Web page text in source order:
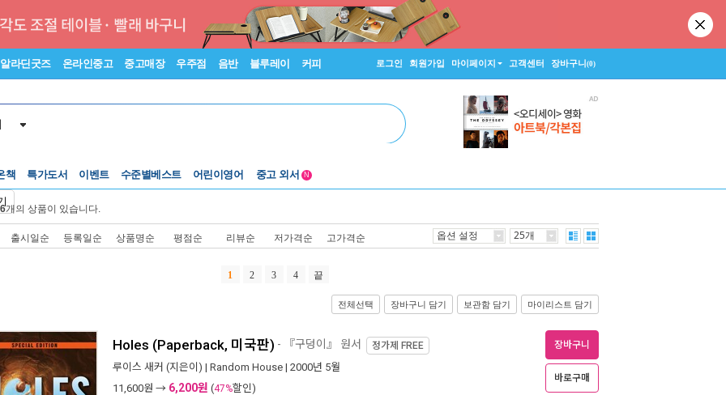
알라딘굿즈 온라인중고 중고매장 우주점 음반 블루레이 커피 로그인 회원가입 마이페이지 고객센터 장바구니(0)
책 특가도서 이벤트
수준별베스트
어린이영어
중고 외서
N
개의 상품이 있습니다.
출시일순 등록일순 상품명순 평점순 리뷰순 저가격순 고가격순 옵션 설정 25개
1 2 3 4 끝
전체선택 장바구니 담기 보관함 담기 마이리스트 담기
Holes (Paperback, 미국판) - 『구덩이』 원서 정가제 FREE
루이스 새커 (지은이) | Random House | 2000년 5월
11,600원 → 6,200원 (47%할인)
장바구니
바로구매